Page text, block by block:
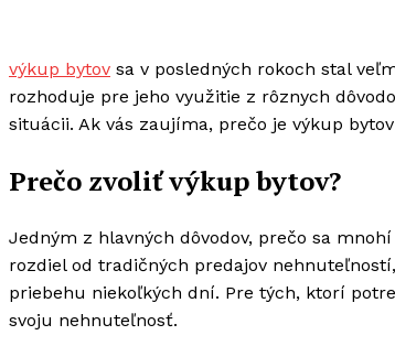
výkup bytov sa v posledných rokoch stal
rozhoduje pre jeho využitie z rôznych
situácii. Ak vás zaujíma, prečo je výkup
Prečo zvoliť výkup bytov?
Jedným z hlavných dôvodov, prečo sa
rozdiel od tradičných predajov
priebehu niekoľkých dní. Pre tých, ktorí
svoju nehnuteľnosť.